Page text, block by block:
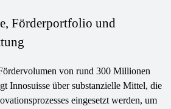
Förderportfolio und
von rund 300 Millionen
Innosuisse über substanzielle Mittel, die
eingesetzt werden, um